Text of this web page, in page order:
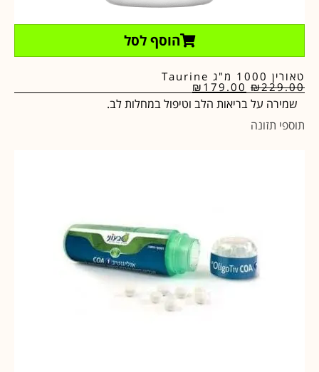
הוסף לסל
טאורין 1000 מ"ג Taurine
₪229.00
₪ 179.00
שמירה על בריאות הלב וטיפול במחלות לב.
תוספי תזונה